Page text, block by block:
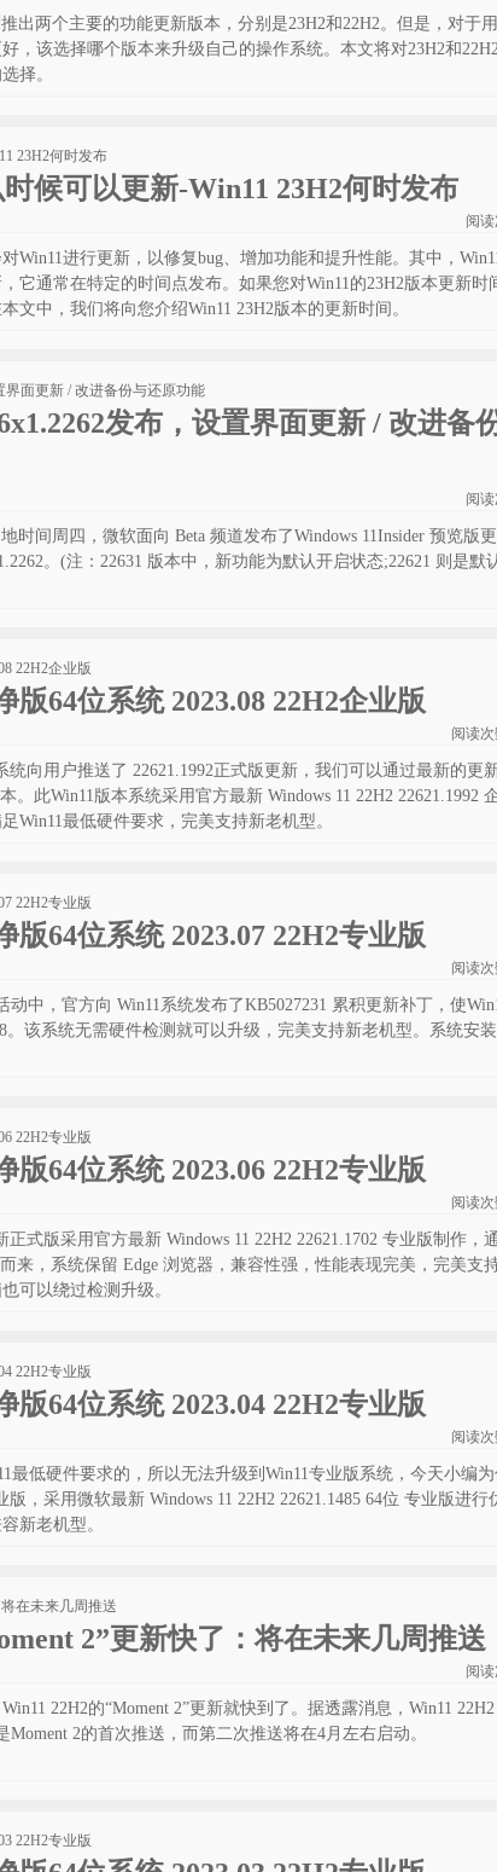
出两个主要的功能更新版本，分别是23H2和22H2。但是，对于
，该选择哪个版本来升级自己的操作系统。本文将对23H2和
择。
候可以更新-Win11 23H2何时发布
阅读
Win11进行更新，以修复bug、增加功能和提升性能。其中，
它通常在特定的时间点发布。如果您对Win11的23H2版本更新时
文中，我们将向您介绍Win11 23H2版本的更新时间。
发布，设置界面更新 / 改进备
阅读
时间周四，微软面向 Beta 频道发布了Windows 11Insider 预览版
。(注：22631 版本中，新功能为默认开启状态;22621 则是默
版64位系统 2023.08 22H2企业版
阅读次
统向用户推送了 22621.1992正式版更新，我们可以通过最新的更
。此Win11版本系统采用官方最新 Windows 11 22H2 22621.1992
Win11最低硬件要求，完美支持新老机型。
版64位系统 2023.07 22H2专业版
阅读次
动中，官方向 Win11系统发布了KB5027231 累积更新补丁，使
。该系统无需硬件检测就可以升级，完美支持新老机型。系统安
版64位系统 2023.06 22H2专业版
阅读次
正式版采用官方最新 Windows 11 22H2 22621.1702 专业版制作，
来，系统保留 Edge 浏览器，兼容性强，性能表现完美，完美支
可以绕过检测升级。
版64位系统 2023.04 22H2专业版
阅读次
最低硬件要求的，所以无法升级到Win11专业版系统，今天小编
，采用微软最新 Windows 11 22H2 22621.1485 64位 专业版进行
新老机型。
2”更新快了：将在未来几周推送
阅读
22H2的“Moment 2”更新就快到了。据透露消息，Win11 22H2
2的首次推送，而第二次推送将在4月左右启动。